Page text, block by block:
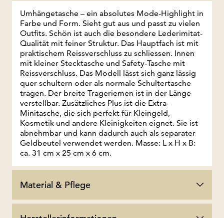
Umhängetasche – ein absolutes Mode-Highlight in
Farbe und Form. Sieht gut aus und passt zu vielen
Outfits. Schön ist auch die besondere Lederimitat-
Qualität mit feiner Struktur. Das Hauptfach ist mit
praktischem Reissverschluss zu schliessen. Innen
mit kleiner Stecktasche und Safety-Tasche mit
Reissverschluss. Das Modell lässt sich ganz lässig
quer schultern oder als normale Schultertasche
tragen. Der breite Trageriemen ist in der Länge
verstellbar. Zusätzliches Plus ist die Extra-
Minitasche, die sich perfekt für Kleingeld,
Kosmetik und andere Kleinigkeiten eignet. Sie ist
abnehmbar und kann dadurch auch als separater
Geldbeutel verwendet werden. Masse: L x H x B:
ca. 31 cm x 25 cm x 6 cm.
Material & Pflege